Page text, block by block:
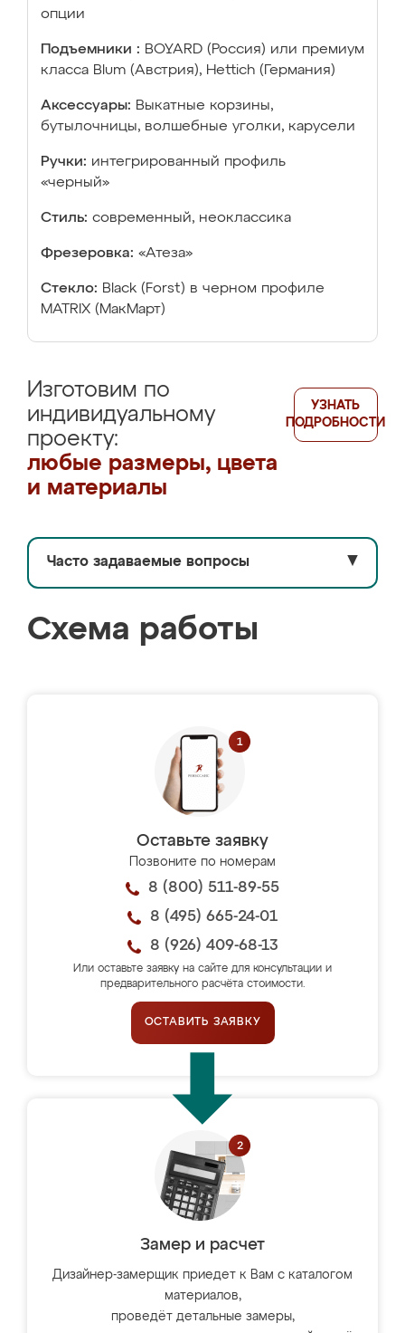
опции
Подъемники : BOYARD (Россия) или премиум
класса Blum (Австрия), Hettich (Германия)
Аксессуары: Выкатные корзины,
бутылочницы, волшебные уголки, карусели
Ручки: интегрированный профиль
«черный»
Стиль: современный, неоклассика
Фрезеровка: «Атеза»
Стекло: Black (Forst) в черном профиле
MATRIX (МакМарт)
Изготовим по
индивидуальному
проекту:
любые размеры, цвета
и материалы
УЗНАТЬ
ПОДРОБНОСТИ
Часто задаваемые вопросы ▼
Схема работы
Оставьте заявку
Позвоните по номерам
8 (800) 511-89-55
8 (495) 665-24-01
8 (926) 409-68-13
Или оставьте заявку на сайте для консультации и
предварительного расчёта стоимости.
ОСТАВИТЬ ЗАЯВКУ
Замер и расчет
Дизайнер-замерщик приедет к Вам с каталогом
материалов,
проведёт детальные замеры,